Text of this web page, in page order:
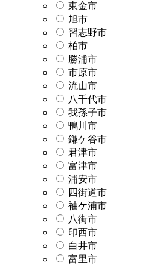
東金市
旭市
習志野市
柏市
勝浦市
市原市
流山市
八千代市
我孫子市
鴨川市
鎌ケ谷市
君津市
富津市
浦安市
四街道市
袖ケ浦市
八街市
印西市
白井市
富里市